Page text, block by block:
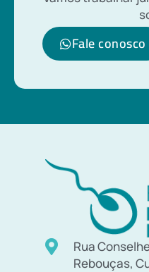
Fale conosco
Rua
Rebouças,